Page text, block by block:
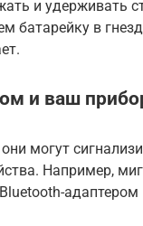
и удерживать
батарейку в
и ваш
могут
Например,
адаптером